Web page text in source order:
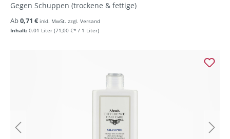
Gegen Schuppen (trockene & fettige)
Inhalt: 0.01 Liter (71,00 €* / 1 Liter)
Ab0,71 € inkl. MwSt. zzgl. Versand